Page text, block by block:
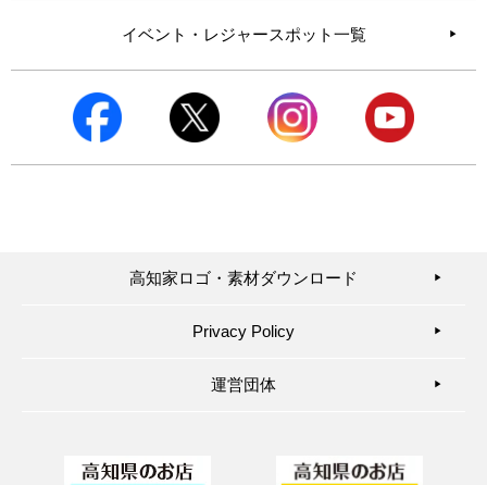
イベント・レジャースポット一覧
高知家ロゴ・素材ダウンロード ▶︎
Privacy Policy ▶︎
運営団体 ▶︎